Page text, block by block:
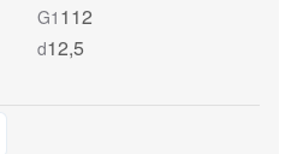
G1 112
d12,5